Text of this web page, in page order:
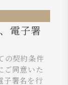
電子署
の契約条件
ご同意いた
子署名を行